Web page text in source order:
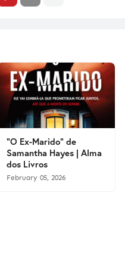
"O Ex-Marido" de
Samantha Hayes | Alma
dos Livros
February 05, 2026